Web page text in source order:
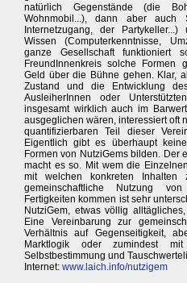
natürlich Gegenstände (die
Wohnmobil...), dann aber auch
Internetzugang, der
Wissen (Computerkenntnisse,
ganze Gesellschaft
FreundInnenkreis solche Formen
Geld über die Bühne gehen. Klar,
Zustand und die Entwicklung
AusleiherInnen oder
insgesamt wirklich auch im
ausgeglichen wären, interessiert oft
quantifizierbaren Teil dieser
Eigentlich gibt es überhaupt
Formen von NutziGems bilden. Der
macht es so. Mit wem die
mit welchen konkreten
gemeinschaftliche Nutzung
Fertigkeiten kommen ist sehr
NutziGem, etwas völlig
Eine Vereinbarung zur
Verhältnis auf Gegenseitigkeit,
Marktlogik oder zumindest
Selbstbestimmung und
Internet: www.laich.info/nutzigem